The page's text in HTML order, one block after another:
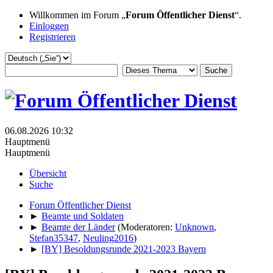
Willkommen im Forum „Forum Öffentlicher Dienst“.
Einloggen
Registrieren
06.08.2026 10:32
Hauptmenü
Hauptmenü
Übersicht
Suche
Forum Öffentlicher Dienst
► Beamte und Soldaten
► Beamte der Länder (Moderatoren: Unknown,
Stefan35347, Neuling2016)
► [BY] Besoldungsrunde 2021-2023 Bayern